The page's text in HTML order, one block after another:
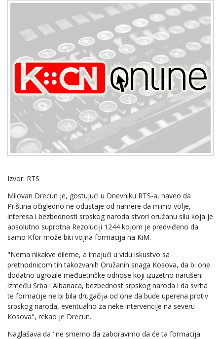
Izvor: RTS
Milovan Drecun je, gostujući u Dnevniku RTS-a, naveo da
Priština očigledno ne odustaje od namere da mimo volje,
interesa i bezbednosti srpskog naroda stvori oružanu silu koja je
apsolutno suprotna Rezoluciji 1244 kojom je predviđeno da
samo Kfor može biti vojna formacija na KiM.
"Nema nikakve dileme, a imajući u vidu iskustvo sa
prethodnicom tih takozvanih Oružanih snaga Kosova, da bi one
dodatno ugrozile međuetničke odnose koji izuzetno narušeni
između Srba i Albanaca, bezbednost srpskog naroda i da svrha
te formacije ne bi bila drugačija od one da bude uperena protiv
srpskog naroda, eventualno za neke intervencije na severu
Kosova", rekao je Drecun.
Naglašava da "ne smemo da zaboravimo da će ta formacija